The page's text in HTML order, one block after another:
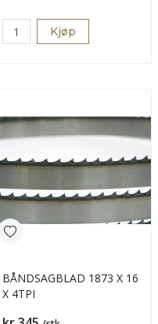
Kjøp
BÅNDSAGBLAD 1873 X 16
X 4TPI